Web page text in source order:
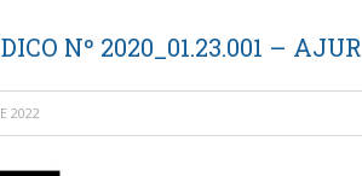
Nº 2020_01.23.001 – AJUR
2022